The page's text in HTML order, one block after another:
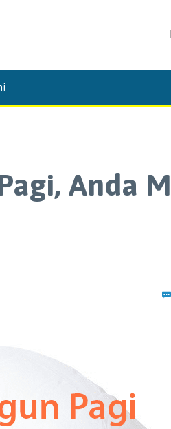
content
Anda
